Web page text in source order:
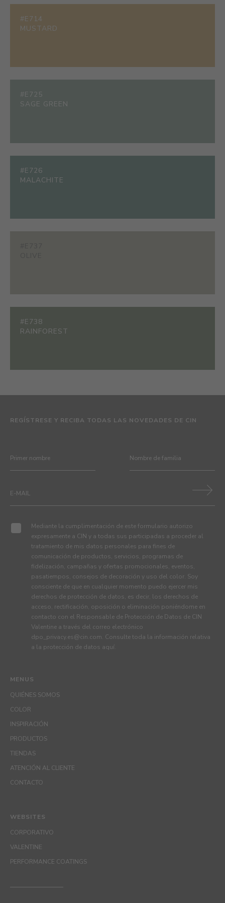
#E714
MUSTARD
#E725
SAGE GREEN
#E726
MALACHITE
#E738
RAINFOREST
MENUS
QUIÉNES SOMOS
COLOR
INSPIRACIÓN
PRODUCTOS
TIENDAS
ATENCIÓN AL CLIENTE
CONTACTO
REGÍSTRESE Y RECIBA TODAS LAS NOVEDADES DE CIN
Mediante la cumplimentación de este formulario autorizo
expresamente a CIN y a todas sus participadas a proceder al
tratamiento de mis datos personales para fines de
comunicación de productos, servicios, programas de
fidelización, campañas y ofertas promocionales, eventos,
pasatiempos, consejos de decoración y uso del color. Soy
consciente de que en cualquier momento puedo ejercer mis
derechos de protección de datos, es decir, los derechos de
acceso, rectificación, oposición o eliminación poniéndome en
contacto con el Responsable de Protección de Datos de CIN
Valentine a través del correo electrónico
dpo_privacy.es@cin.com. Consulte toda la información relativa
a la protección de datos aquí.
WEBSITES
CORPORATIVO
VALENTINE
PERFORMANCE COATINGS